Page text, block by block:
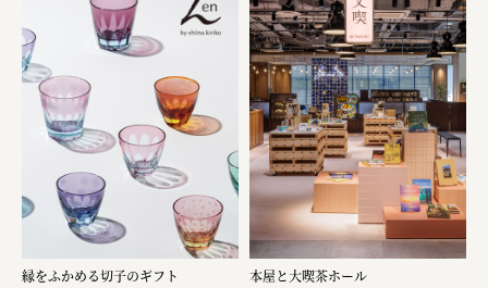
縁をふかめる切子のギフト 本屋と大喫茶ホール